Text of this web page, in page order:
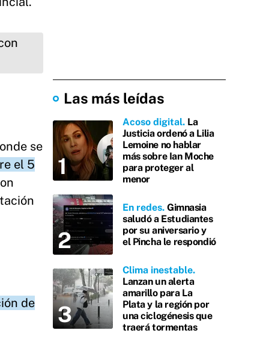
se
el 5
de
Las más leídas
Acoso digital La
Justicia ordenó a Lilia
Lemoine no hablar
más sobre Ian Moche
para proteger al
menor
En redes Gimnasia
saludó a Estudiantes
por su aniversario y
el Pincha le respondió
Clima inestable
Lanzan un alerta
amarillo para La
Plata y la región por
una ciclogénesis que
traerá tormentas